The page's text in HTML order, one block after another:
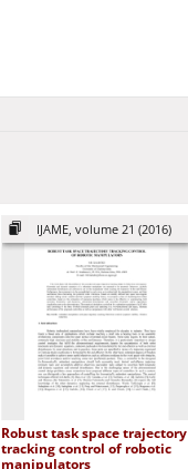
IJAME, volume 21 (2016)
Robust task space trajectory
tracking control of robotic
manipulators